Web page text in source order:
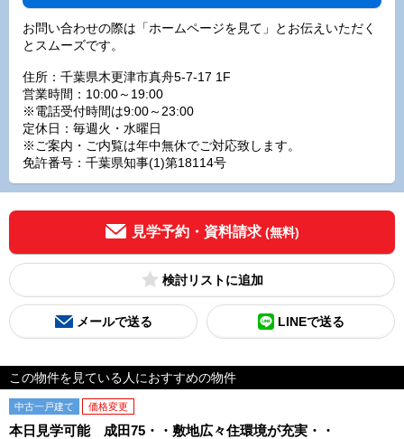
お問い合わせの際は「ホームページを見て」とお伝えいただく
とスムーズです。
住所：千葉県木更津市真舟5-7-17 1F
営業時間：10:00～19:00
※電話受付時間は9:00～23:00
定休日：毎週火・水曜日
※ご案内・ご内覧は年中無休でご対応致します。
免許番号：千葉県知事(1)第18114号
見学予約・資料請求 (無料)
検討リスト
メールで送る LINEで送る
この物件を見ている人におすすめの物件
中古一戸建て 価格変更
本日見学可能 成田75・・敷地広々住環境が充実・・